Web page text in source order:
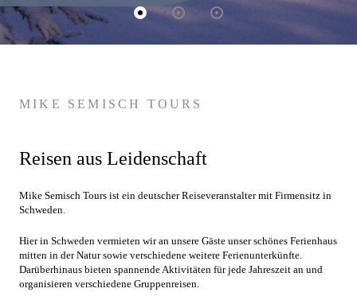
MIKE SEMISCH TOURS
Reisen aus Leidenschaft
Mike Semisch Tours ist ein deutscher Reiseveranstalter mit Firmensitz in
Schweden.
Hier in Schweden vermieten wir an unsere Gäste unser schönes Ferienhaus
mitten in der Natur sowie verschiedene weitere Ferienunterkünfte.
Darüberhinaus bieten spannende Aktivitäten für jede Jahreszeit an und
organisieren verschiedene Gruppenreisen.